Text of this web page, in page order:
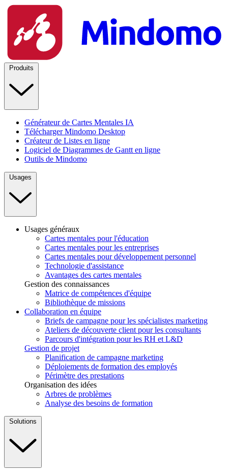
Produits
Générateur de Cartes Mentales IA
Télécharger Mindomo Desktop
Créateur de Listes en ligne
Logiciel de Diagrammes de Gantt en ligne
Outils de Mindomo
Usages
Usages généraux
Cartes mentales pour l'éducation
Cartes mentales pour les entreprises
Cartes mentales pour développement personnel
Technologie d'assistance
Avantages des cartes mentales
Gestion des connaissances
Matrice de compétences d'équipe
Bibliothèque de missions
Collaboration en équipe
Briefs de campagne pour les spécialistes marketing
Ateliers de découverte client pour les consultants
Parcours d'intégration pour les RH et L&D
Gestion de projet
Planification de campagne marketing
Déploiements de formation des employés
Périmètre des prestations
Organisation des idées
Arbres de problèmes
Analyse des besoins de formation
Solutions